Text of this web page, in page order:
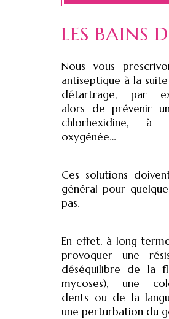
LES BAINS
Nous vous
antiseptique à la
détartrage, par
alors de prévenir
chlorhexidine, à
oxygénée…
Ces solutions
général pour
pas.
En effet, à long
provoquer une
déséquilibre de la
mycoses), une
dents ou de la
une perturbation du